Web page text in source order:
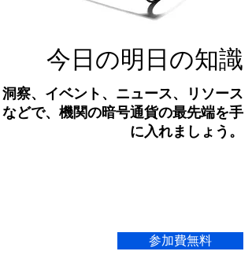
今日の明日の知識
洞察、イベント、ニュース、リソース
などで、機関の暗号通貨の最先端を手
に入れましょう。
参加費無料